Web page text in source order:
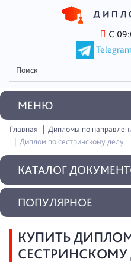
С
Telegram
MEНЮ
Главная
Дипломы по
Диплом по сестринскому делу
КАТАЛОГ
КУПИТЬ
СЕСТРИНСКОМУ
ПОПУЛЯРНОЕ